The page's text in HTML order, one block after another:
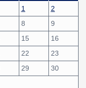
1
2
8
9
15
16
22
23
29
30